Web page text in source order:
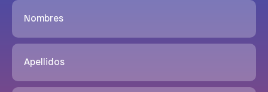
Nombres
Apellidos